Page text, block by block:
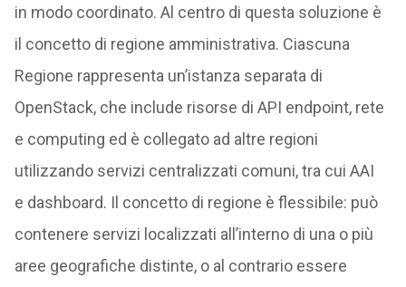
in modo coordinato. Al centro di questa soluzione è
il concetto di regione amministrativa. Ciascuna
Regione rappresenta un’istanza separata di
OpenStack, che include risorse di API endpoint, rete
e computing ed è collegato ad altre regioni
utilizzando servizi centralizzati comuni, tra cui AAI
e dashboard. Il concetto di regione è flessibile: può
contenere servizi localizzati all’interno di una o più
aree geografiche distinte, o al contrario essere